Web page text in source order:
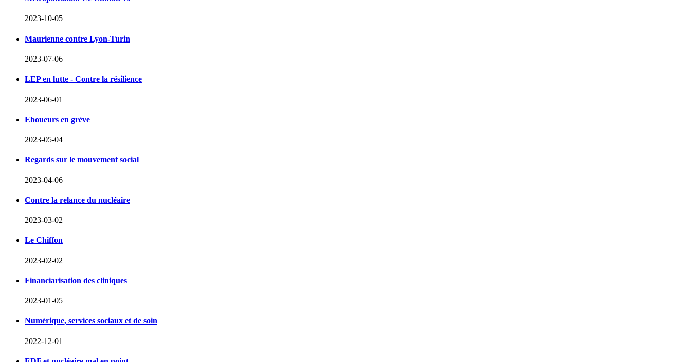
2023-10-05
Maurienne contre Lyon-Turin
2023-07-06
LEP en lutte - Contre la résilience
2023-06-01
Eboueurs en grève
2023-05-04
Regards sur le mouvement social
2023-04-06
Contre la relance du nucléaire
2023-03-02
Le Chiffon
2023-02-02
Financiarisation des cliniques
2023-01-05
Numérique, services sociaux et de soin
2022-12-01